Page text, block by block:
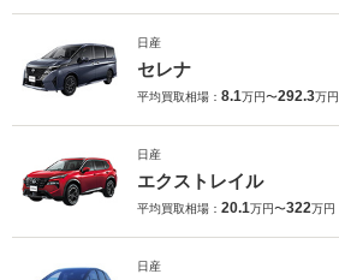
日産
セレナ
平均買取相場： 8.1万円〜292.3万円
日産
エクストレイル
平均買取相場： 20.1万円〜322万円
日産